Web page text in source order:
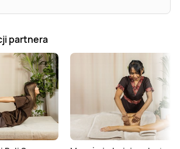
partnera